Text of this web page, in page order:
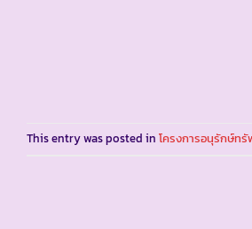
This entry was posted in โครงการอนุรักษ์ทรั